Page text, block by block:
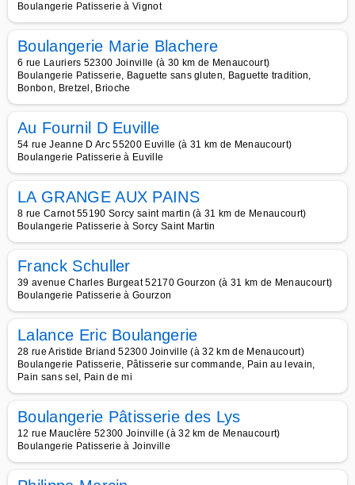
Boulangerie Patisserie à Vignot
Boulangerie Marie Blachere
6 rue Lauriers 52300 Joinville (à 30 km de Menaucourt)
Boulangerie Patisserie, Baguette sans gluten, Baguette tradition,
Bonbon, Bretzel, Brioche
Au Fournil D Euville
54 rue Jeanne D Arc 55200 Euville (à 31 km de Menaucourt)
Boulangerie Patisserie à Euville
LA GRANGE AUX PAINS
8 rue Carnot 55190 Sorcy saint martin (à 31 km de Menaucourt)
Boulangerie Patisserie à Sorcy Saint Martin
Franck Schuller
39 avenue Charles Burgeat 52170 Gourzon (à 31 km de Menaucourt)
Boulangerie Patisserie à Gourzon
Lalance Eric Boulangerie
28 rue Aristide Briand 52300 Joinville (à 32 km de Menaucourt)
Boulangerie Patisserie, Pâtisserie sur commande, Pain au levain,
Pain sans sel, Pain de mi
Boulangerie Pâtisserie des Lys
12 rue Mauclère 52300 Joinville (à 32 km de Menaucourt)
Boulangerie Patisserie à Joinville